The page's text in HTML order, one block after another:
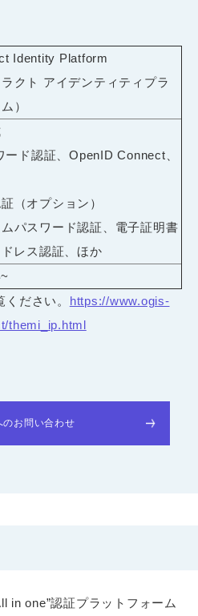
Identity Platform
ラクト アイデンティティプラ
）
ド認証、OpenID Connect、
（オプション）
パスワード認証、電子証明書
レス認証、ほか
ださい。 https://www.ogis-
themi_ip.html
のお問い合わせ
in one”認証プラットフォーム